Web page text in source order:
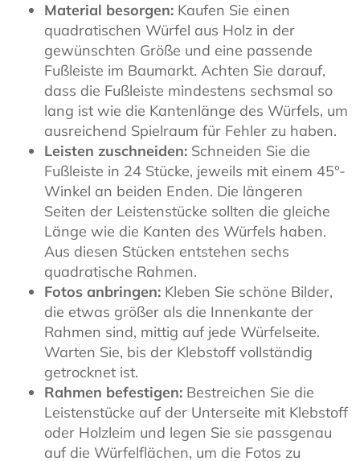
Material besorgen: Kaufen Sie einen
quadratischen Würfel aus Holz in der
gewünschten Größe und eine passende
Fußleiste im Baumarkt. Achten Sie darauf,
dass die Fußleiste mindestens sechsmal so
lang ist wie die Kantenlänge des Würfels, um
ausreichend Spielraum für Fehler zu haben.
Leisten zuschneiden: Schneiden Sie die
Fußleiste in 24 Stücke, jeweils mit einem 45°-
Winkel an beiden Enden. Die längeren
Seiten der Leistenstücke sollten die gleiche
Länge wie die Kanten des Würfels haben.
Aus diesen Stücken entstehen sechs
quadratische Rahmen.
Fotos anbringen: Kleben Sie schöne Bilder,
die etwas größer als die Innenkante der
Rahmen sind, mittig auf jede Würfelseite.
Warten Sie, bis der Klebstoff vollständig
getrocknet ist.
Rahmen befestigen: Bestreichen Sie die
Leistenstücke auf der Unterseite mit Klebstoff
oder Holzleim und legen Sie sie passgenau
auf die Würfelflächen, um die Fotos zu